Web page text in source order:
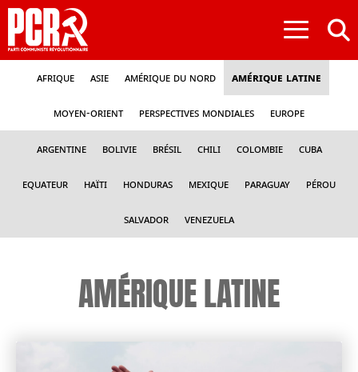
≡
Afrique Asie Amérique du nord Amérique latine
Moyen-Orient Perspectives mondiales Europe
Argentine Bolivie Brésil Chili Colombie Cuba
Equateur Haïti Honduras Mexique Paraguay Pérou
Salvador Venezuela
AMÉRIQUE LATINE